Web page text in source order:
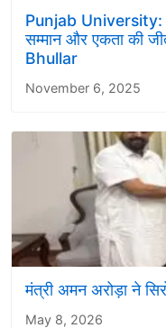
Punjab
सम्मान और एकता की
Bhullar
November 6, 2025
मंत्री अमन अरोड़ा ने
May 8, 2026